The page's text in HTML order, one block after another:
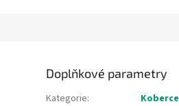
Doplňkové parametry
Kategorie:
Koberce